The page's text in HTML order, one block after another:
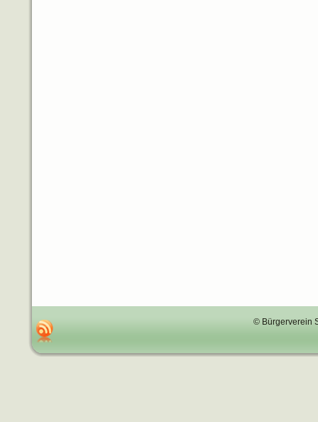
© Bürgerverein